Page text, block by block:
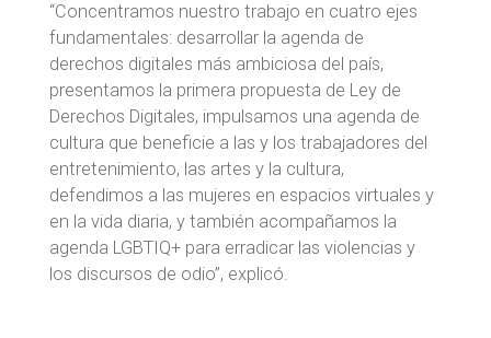
“Concentramos nuestro trabajo en cuatro ejes
fundamentales: desarrollar la agenda de
derechos digitales más ambiciosa del país,
presentamos la primera propuesta de Ley de
Derechos Digitales, impulsamos una agenda de
cultura que beneficie a las y los trabajadores del
entretenimiento, las artes y la cultura,
defendimos a las mujeres en espacios virtuales y
en la vida diaria, y también acompañamos la
agenda LGBTIQ+ para erradicar las violencias y
los discursos de odio”, explicó.